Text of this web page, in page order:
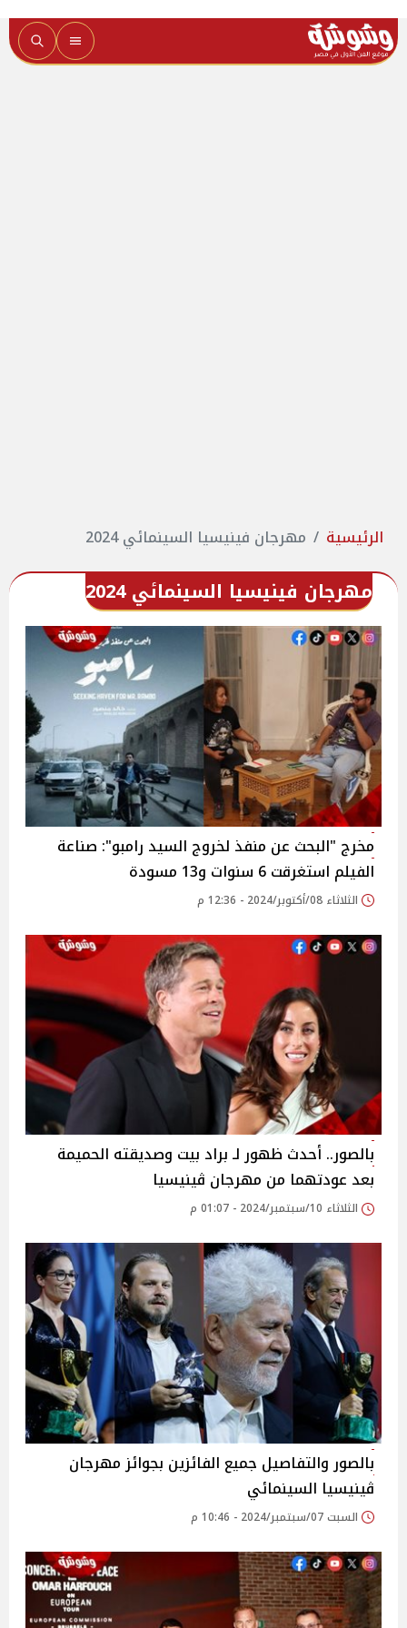
الرئيسية مهرجان فينيسيا السينمائي 2024
مهرجان فينيسيا السينمائي 2024
مخرج "البحث عن منفذ لخروج السيد رامبو": صناعة
الفيلم استغرقت 6 سنوات و13 مسودة
الثلاثاء 08/أكتوبر/2024 - 12:36 م
بالصور.. أحدث ظهور لـ براد بيت وصديقته الحميمة
بعد عودتهما من مهرجان ڤينيسيا
الثلاثاء 10/سبتمبر/2024 - 01:07 م
بالصور والتفاصيل جميع الفائزين بجوائز مهرجان
ڤينيسيا السينمائي
السبت 07/سبتمبر/2024 - 10:46 م